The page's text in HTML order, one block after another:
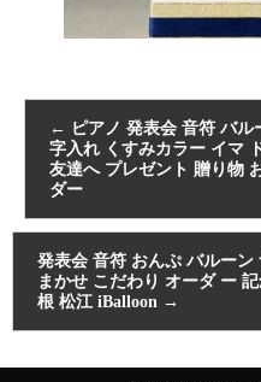
← ピアノ 発表会 音符 バ
字入れ くすみカラー イマ
友達へ プレゼント 贈り物
ダー
発表会 音符 おんぷ バルー
まかせ こだわり オーダ ー
根 松江 iBalloon →